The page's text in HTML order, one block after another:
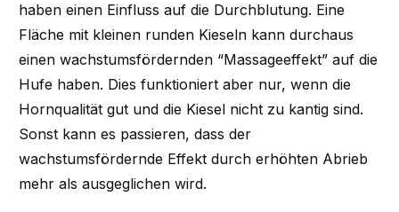
haben einen Einfluss auf die Durchblutung. Eine
Fläche mit kleinen runden Kieseln kann durchaus
einen wachstumsfördernden “Massageeffekt” auf die
Hufe haben. Dies funktioniert aber nur, wenn die
Hornqualität gut und die Kiesel nicht zu kantig sind.
Sonst kann es passieren, dass der
wachstumsfördernde Effekt durch erhöhten Abrieb
mehr als ausgeglichen wird.